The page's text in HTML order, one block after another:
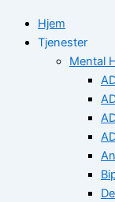
Hjem
Tjenester
Mental